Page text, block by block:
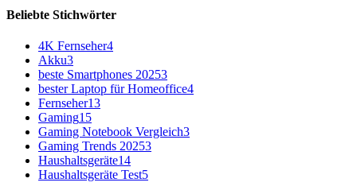
Beliebte Stichwörter
4K Fernseher4
Akku3
beste Smartphones 20253
bester Laptop für Homeoffice4
Fernseher13
Gaming15
Gaming Notebook Vergleich3
Gaming Trends 20253
Haushaltsgeräte14
Haushaltsgeräte Test5